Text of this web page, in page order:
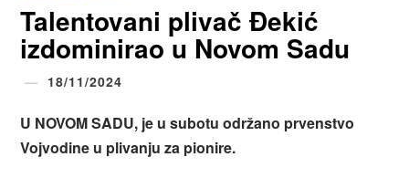
Talentovani plivač Đekić
izdominirao u Novom Sadu
18/11/2024
U NOVOM SADU, je u subotu održano prvenstvo
Vojvodine u plivanju za pionire.